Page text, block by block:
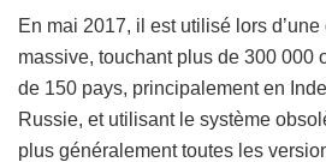
En mai 2017, il est utilisé lors
massive, touchant plus de 300 000
de 150 pays, principalement en
Russie, et utilisant le système
plus généralement toutes les